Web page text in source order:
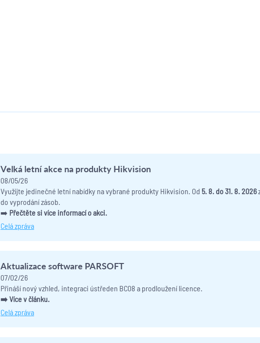
Velká letní akce na produkty Hikvision
08/05/26
Využijte jedinečné letní nabídky na vybrané produkty Hikvision. Od 5. 8. do 31. 8. 2026
do vyprodání zásob.
➡️ Přečtěte si více informací o akci.
Celá zpráva
Aktualizace software PARSOFT
07/02/26
Přináší nový vzhled, integraci ústředen BC08 a prodloužení licence.
➡️ Více v článku.
Celá zpráva